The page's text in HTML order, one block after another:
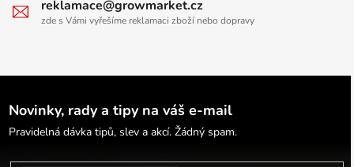
reklamace@growmarket.cz
zde s Vámi vyřešíme reklamaci zboží nebo dopravy
Novinky, rady a tipy na váš e-mail
Pravidelná dávka tipů, slev a akcí. Žádný spam.